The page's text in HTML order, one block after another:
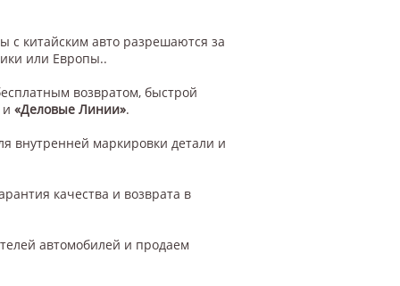
с китайским авто разрешаются за
или Европы..
возвратом, быстрой
и «Деловые Линии».
внутренней маркировки детали и
качества и возврата в
автомобилей и продаем